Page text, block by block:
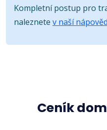
Kompletní postup pro
naleznete v naší
Ceník